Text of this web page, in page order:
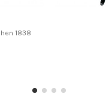
1838